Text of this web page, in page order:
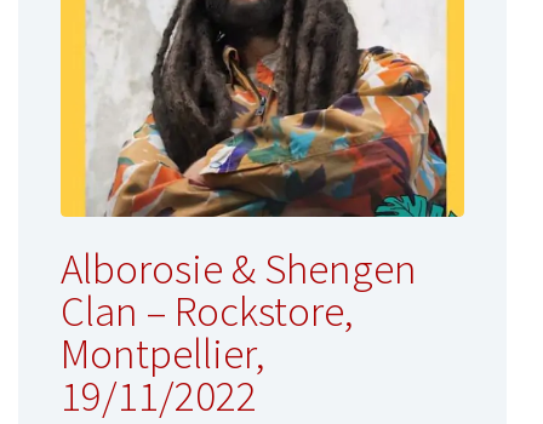
Alborosie & Shengen
Clan – Rockstore,
Montpellier,
19/11/2022